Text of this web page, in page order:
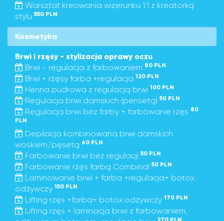
Warsztat kreowania wizerunku 1:1 z kreatorką
stylu 550 PLN
Kosmetyka
Brwi i rzęsy - stylizacja oprawy oczu
Brwi - regulacja z farbowaniem 80 PLN
Brwi + rzęsy farba +regulacja 120 PLN
Henna pudrowa z regulacją brwi 100 PLN
Regulacja brwi damskich (pensetą) 50 PLN
Regulacja brwi bez farby + farbowanie rzęs 80
PLN
Depilacja kombinowana brwi damskich
woskiem/pęsetą 60 PLN
Farbowanie brwi bez regulacji 50 PLN
Farbowanie rzęs farbą Combinal 50 PLN
Laminowanie brwi + farba +regulacja+ botox
odżywczy 150 PLN
Lifting rzęs +farba+ botox odżywczy 170 PLN
Lifting rzęs + laminacja brwi z farbowaniem,
270 PLN